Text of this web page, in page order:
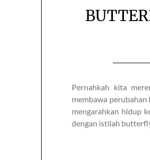
Pernahkah kita
membawa perubahan
mengarahkan hidup
dengan istilah